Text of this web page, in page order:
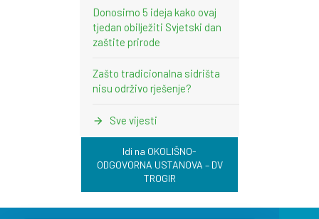
Donosimo 5 ideja kako ovaj
tjedan obilježiti Svjetski dan
zaštite prirode
Zašto tradicionalna sidrišta
nisu održivo rješenje?
Sve vijesti
Idi na OKOLIŠNO-
ODGOVORNA USTANOVA – DV
TROGIR